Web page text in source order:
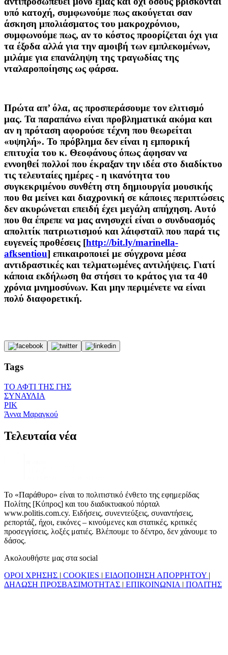
υπό κατοχή, συμφωνούμε πως ακούγεται σαν
άσκηση μπολιάσματος του μακροχρόνιου,
συμφωνούμε πως, αν το κόστος προορίζεται όχι για
τα έξοδα αλλά για την αμοιβή των εμπλεκομένων,
μιλάμε για επανάληψη της τραγωδίας της
νταλαροποίησης ως φάρσα.
Πρώτα απ’ όλα, ας προσπεράσουμε τον ελιτισμό
μας. Τα παραπάνω είναι προβληματικά ακόμα και
αν η πρόταση αφορούσε τέχνη που θεωρείται
«υψηλή». Το πρόβλημα δεν είναι η εμπορική
επιτυχία του κ. Θεοφάνους όπως άφησαν να
εννοηθεί πολλοί που έκραξαν την ιδέα στο διαδίκτυο
τις τελευταίες ημέρες - η ικανότητα του
συγκεκριμένου συνθέτη στη δημιουργία μουσικής
που θα μείνει και διαχρονική σε κάποιες περιπτώσεις
δεν ακυρώνεται επειδή έχει μεγάλη απήχηση. Αυτό
που θα έπρεπε να μας ανησυχεί είναι ο συνδυασμός
απολιτίκ πατριωτισμού και λάιφσταϊλ που παρά τις
ευγενείς προθέσεις [http://bit.ly/marinella-
afksentiou] επικαιροποιεί με σύγχρονα μέσα
αντιδραστικές και τελματωμένες αντιλήψεις. Γιατί
κάποια εκδήλωση θα στήσει το κράτος για τα 40
χρόνια μνημοσύνων. Και μην περιμένετε να είναι
πολύ διαφορετική.
Tags
ΤΟ ΑΦΤΙ ΤΗΣ ΓΗΣ
ΣΥΝΑΥΛΙΑ
ΡΙΚ
Άννα Μαραγκού
Τελευταία νέα
Το «Παράθυρο» είναι το πολιτιστικό ένθετο της εφημερίδας
Πολίτης [Κύπρος] και του διαδικτυακού πόρταλ
www.politis.com.cy. Ειδήσεις, συνεντεύξεις, συναντήσεις,
ρεπορτάζ, ήχοι, εικόνες – κινούμενες και στατικές, κριτικές
προσεγγίσεις, λοξές ματιές. Βλέπουμε το δέντρο, δεν χάνουμε το
δάσος.
Ακολουθήστε μας στα social
ΟΡΟΙ ΧΡΗΣΗΣ | COOKIES | ΕΙΔΟΠΟΙΗΣΗ ΑΠΟΡΡΗΤΟΥ |
ΔΗΛΩΣΗ ΠΡΟΣΒΑΣΙΜΟΤΗΤΑΣ | ΕΠΙΚΟΙΝΩΝΙΑ | ΠΟΛΙΤΗΣ